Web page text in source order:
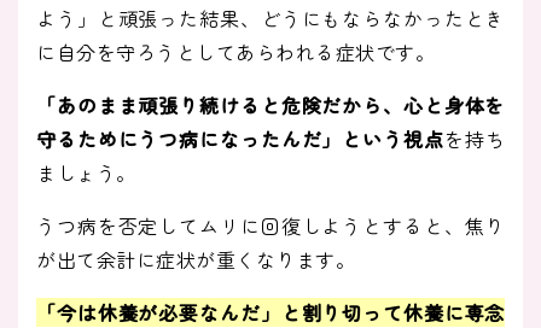
よう」と頑張った結果、どうにもならなかったとき
に自分を守ろうとしてあらわれる症状です。
「あのまま頑張り続けると危険だから、心と身体を
守るためにうつ病になったんだ」という視点を持ち
ましょう。
うつ病を否定してムリに回復しようとすると、焦り
が出て余計に症状が重くなります。
「今は休養が必要なんだ」と割り切って休養に専念